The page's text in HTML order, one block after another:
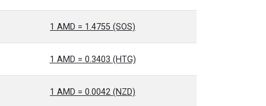
1 AMD = 1.4755 (SOS)
1 AMD = 0.3403 (HTG)
1 AMD = 0.0042 (NZD)